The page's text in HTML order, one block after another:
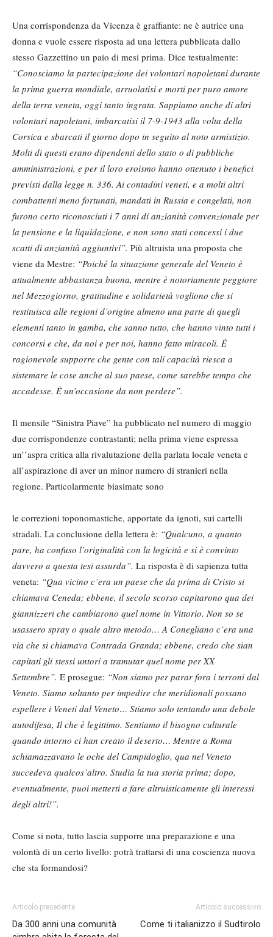
Una corrispondenza da Vicenza è graffiante: ne è autrice una
donna e vuole essere risposta ad una lettera pubblicata dallo
stesso Gazzettino un paio di mesi prima. Dice testualmente:
“Conosciamo la partecipazione dei volontari napoletani durante
la prima guerra mondiale, arruolatisi e morti per puro amore
della terra veneta, oggi tanto ingrata. Sappiamo anche di altri
volontari napoletani, imbarcatisi il 7-9-1943 alla volta della
Corsica e sbarcati il giorno dopo in seguito al noto armistizio.
Molti di questi erano dipendenti dello stato o di pubbliche
amministrazioni, e per il loro eroismo hanno ottenuto i benefici
previsti dalla legge n. 336. Ai contadini veneti, e a molti altri
combattenti meno fortunati, mandati in Russia e congelati, non
furono certo riconosciuti i 7 anni di anzianità convenzionale per
la pensione e la liquidazione, e non sono stati concessi i due
scatti di anzianità aggiuntivi”. Più altruista una proposta che
viene da Mestre: “Poiché la situazione generale del Veneto è
attualmente abbastanza buona, mentre è notoriamente peggiore
nel Mezzogiorno, gratitudine e solidarietà vogliono che si
restituisca alle regioni d’origine almeno una parte di quegli
elementi tanto in gamba, che sanno tutto, che hanno vinto tutti i
concorsi e che, da noi e per noi, hanno fatto miracoli. È
ragionevole supporre che gente con tali capacità riesca a
sistemare le cose anche al suo paese, come sarebbe tempo che
accadesse. È un’occasione da non perdere”.
Il mensile “Sinistra Piave” ha pubblicato nel numero di maggio
due corrispondenze contrastanti; nella prima viene espressa
un’’aspra critica alla rivalutazione della parlata locale veneta e
all’aspirazione di aver un minor numero di stranieri nella
regione. Particolarmente biasimate sono
le correzioni toponomastiche, apportate da ignoti, sui cartelli
stradali. La conclusione della lettera è: “Qualcuno, a quanto
pare, ha confuso l’originalità con la logicità e si è convinto
davvero a questa tesi assurda”. La risposta è di sapienza tutta
veneta: “Qua vicino c’era un paese che da prima di Cristo si
chiamava Ceneda; ebbene, il secolo scorso capitarono qua dei
giannizzeri che cambiarono quel nome in Vittorio. Non so se
usassero spray o quale altro metodo… A Conegliano c’era una
via che si chiamava Contrada Granda; ebbene, credo che sian
capitati gli stessi untori a tramutar quel nome per XX
Settembre”. E prosegue: “Non siamo per parar fora i terroni dal
Veneto. Siamo soltanto per impedire che meridionali possano
espellere i Veneti dal Veneto… Stiamo solo tentando una debole
autodifesa, Il che è legittimo. Sentiamo il bisogno culturale
quando intorno ci han creato il deserto… Mentre a Roma
schiamazzavano le oche del Campidoglio, qua nel Veneto
succedeva qualcos’altro. Studia la tua storia prima; dopo,
eventualmente, puoi metterti a fare altruisticamente gli interessi
degli altri!”.
Come si nota, tutto lascia supporre una preparazione e una
volontà di un certo livello: potrà trattarsi di una coscienza nuova
che sta formandosi?
Articolo precedente
Da 300 anni una comunità
Articolo successivo
Come ti italianizzo il Sudtirolo